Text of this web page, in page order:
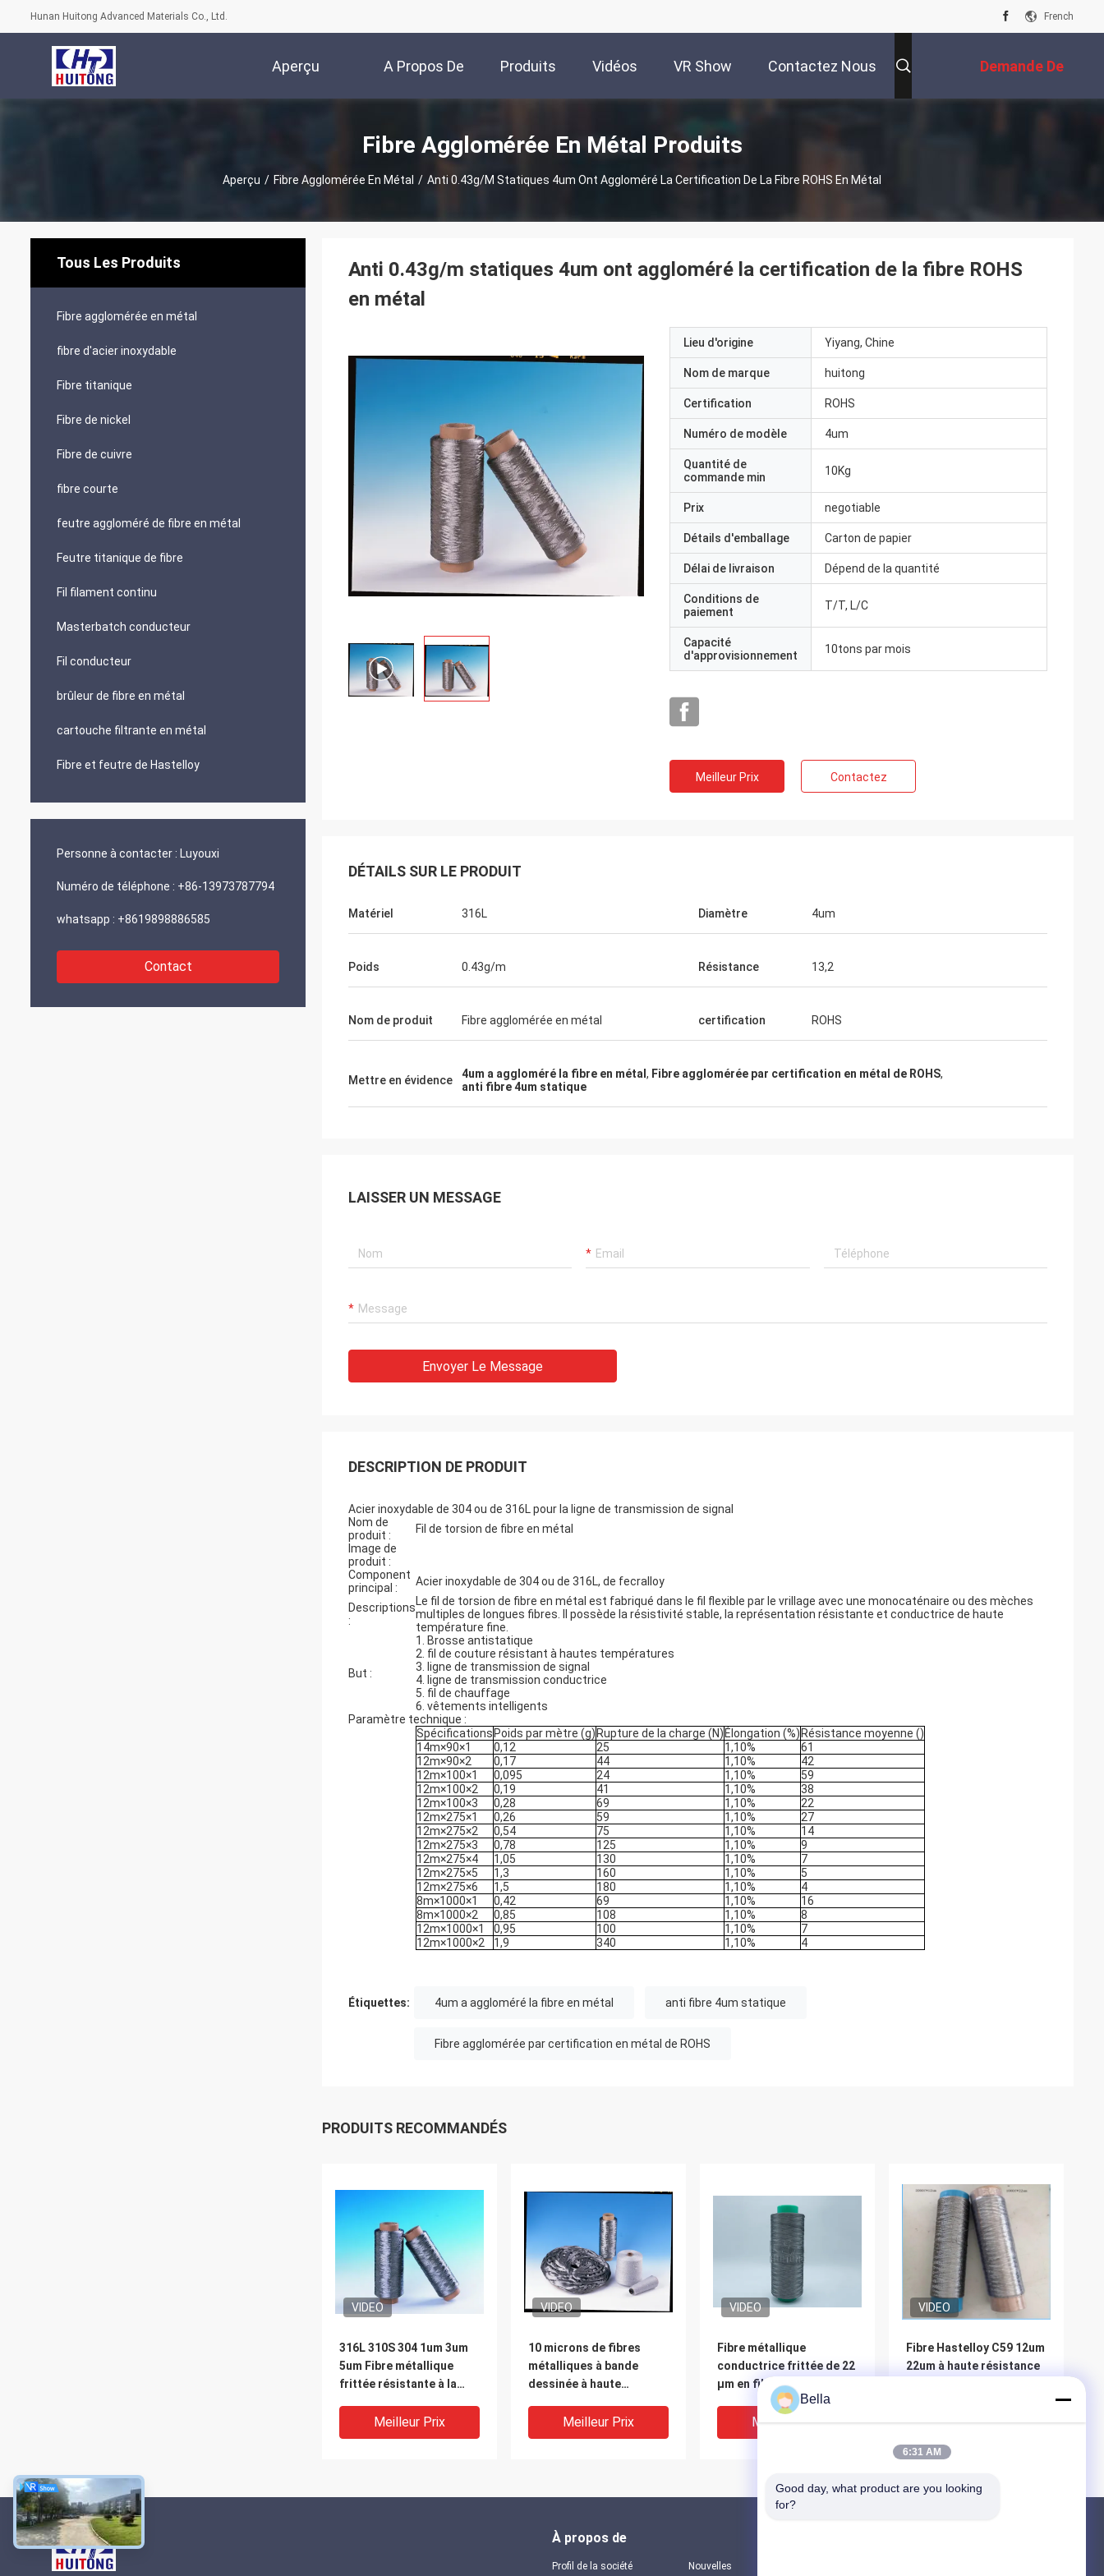
Hunan Huitong Advanced Materials Co., Ltd. French
Aperçu A Propos De
Nous
Produits Vidéos VR Show Contactez Nous Demande De
Soumission
Fibre Agglomérée En Métal Produits
Aperçu / Fibre Agglomérée En Métal / Anti 0.43g/m Statiques 4um Ont Aggloméré La Certification De La Fibre ROHS En Métal
Tous Les Produits
Fibre agglomérée en métal
fibre d'acier inoxydable
Fibre titanique
Fibre de nickel
Fibre de cuivre
fibre courte
feutre aggloméré de fibre en métal
Feutre titanique de fibre
Fil filament continu
Masterbatch conducteur
Fil conducteur
brûleur de fibre en métal
cartouche filtrante en métal
Fibre et feutre de Hastelloy
Personne à contacter : Luyouxi
Numéro de téléphone : +86-13973787794
whatsapp : +8619898886585
Contact
Anti 0.43g/m statiques 4um ont aggloméré la certification de la fibre ROHS
en métal
Lieu d'origine Yiyang, Chine
Nom de marque huitong
Certification ROHS
Numéro de modèle 4um
Quantité de
commande min
10Kg
Prix negotiable
Détails d'emballage Carton de papier
Délai de livraison Dépend de la quantité
Conditions de
paiement
T/T, L/C
Capacité
d'approvisionnement
10tons par mois
Meilleur Prix Contactez
DÉTAILS SUR LE PRODUIT
Matériel 316L Diamètre 4um
Poids 0.43g/m Résistance 13,2
Nom de produit Fibre agglomérée en métal certification ROHS
Mettre en évidence 4um a aggloméré la fibre en métal , Fibre agglomérée par certification en métal de ROHS,
anti fibre 4um statique
LAISSER UN MESSAGE
Envoyer Le Message
DESCRIPTION DE PRODUIT
Acier inoxydable de 304 ou de 316L pour la ligne de transmission de signal
Nom de
produit :
Fil de torsion de fibre en métal
Image de
produit :
Component
principal :
Acier inoxydable de 304 ou de 316L, de fecralloy
Descriptions
:
Le fil de torsion de fibre en métal est fabriqué dans le fil flexible par le vrillage avec une monocaténaire ou des mèches
multiples de longues fibres. Il possède la résistivité stable, la représentation résistante et conductrice de haute
température fine.
But :
1. Brosse antistatique
2. fil de couture résistant à hautes températures
3. ligne de transmission de signal
4. ligne de transmission conductrice
5. fil de chauffage
6. vêtements intelligents
Paramètre technique :
Spécifications Poids par mètre (g) Rupture de la charge (N) Élongation (%) Résistance moyenne ()
14m×90×1
0,12 25 1,10%
61
12m×90×2
0,17 44 1,10%
42
12m×100×1
0,095 24 1,10%
59
12m×100×2
0,19 41 1,10%
38
12m×100×3
0,28 69 1,10%
22
12m×275×1
0,26 59 1,10%
27
12m×275×2
0,54 75 1,10%
14
12m×275×3
0,78 125 1,10%
9
12m×275×4
1,05 130 1,10%
7
12m×275×5
1,3 160 1,10%
5
12m×275×6
1,5 180 1,10%
4
8m×1000×1
0,42 69 1,10%
16
8m×1000×2
0,85 108 1,10%
8
12m×1000×1
0,95 100 1,10%
7
12m×1000×2
1,9 340 1,10% 4
Étiquettes: 4um a aggloméré la fibre en métal anti fibre 4um statique
Fibre agglomérée par certification en métal de ROHS
PRODUITS RECOMMANDÉS
VIDEO
316L 310S 304 1um 3um
5um Fibre métallique
frittée résistante à la
inoxydable conductrice
pour applications
Meilleur Prix
VIDEO
10 microns de fibres
métalliques à bande
dessinée à haute
Meilleur Prix
VIDEO
Fibre métallique
conductrice frittée de 22
µm en fibre Fecral avec
une haute résistance
électriqueMeilleur Prix
VIDEO
Fibre Hastelloy C59 12um
22um à haute résistance
Meilleur Prix
À propos de
Profil de la société Nouvelles
Bella
6:31 AM
Good day, what product are you looking
for?